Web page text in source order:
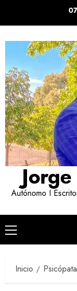
Autónomo I
Menú
principal
Inicio